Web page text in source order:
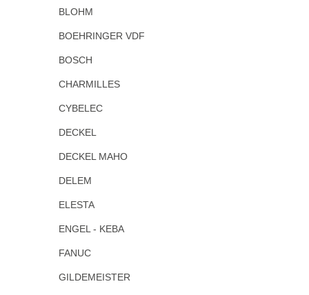
BLOHM
BOEHRINGER VDF
BOSCH
CHARMILLES
CYBELEC
DECKEL
DECKEL MAHO
DELEM
ELESTA
ENGEL - KEBA
FANUC
GILDEMEISTER